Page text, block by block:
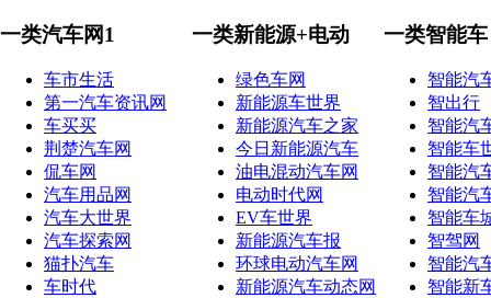
一类汽车网1
车市生活
第一汽车资讯网
车买买
荆楚汽车网
侃车网
汽车用品网
汽车大世界
汽车探索网
猫扑汽车
车时代
一类新能源+电动
绿色车网
新能源车世界
新能源汽车之家
今日新能源汽车
油电混动汽车网
电动时代网
EV车世界
新能源汽车报
环球电动汽车网
新能源汽车动态网
一类智能车
智能汽
智出行
智能汽
智能车
智能汽
智能汽
智能车
智驾网
智能汽
智能新